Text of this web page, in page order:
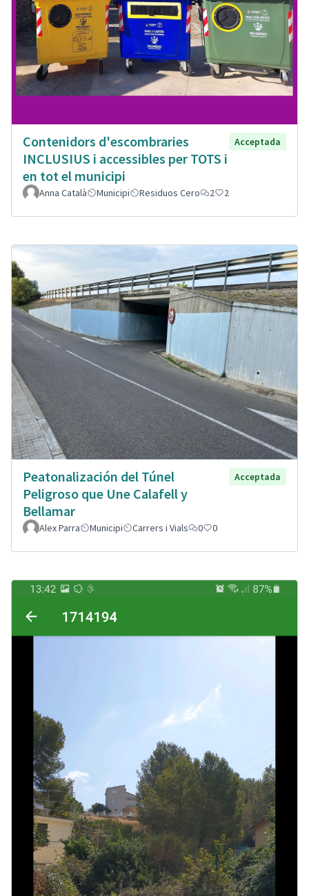
Contenidors d'escombraries
INCLUSIUS i accessibles per TOTS i
en tot el municipi
Acceptada
Anna Català Municipi Residuos Cero 2 2
Peatonalización del Túnel
Peligroso que Une Calafell y
Bellamar
Acceptada
Alex Parra Municipi Carrers i Vials 0 0